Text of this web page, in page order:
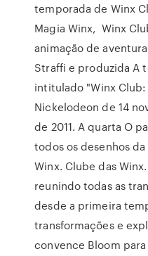
temporada de Winx
Magia Winx, Winx
animação de
Straffi e produzida A
intitulado "Winx
Nickelodeon de 14
de 2011. A quarta O
todos os desenhos
Winx. Clube das
reunindo todas as
desde a primeira
transformações e
convence Bloom